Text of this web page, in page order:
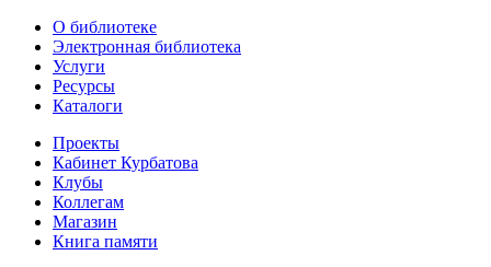
О библиотеке
Электронная библиотека
Услуги
Ресурсы
Каталоги
Проекты
Кабинет Курбатова
Клубы
Коллегам
Магазин
Книга памяти